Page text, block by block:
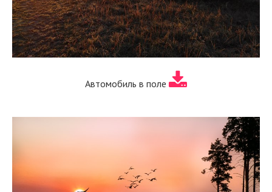
Автомобиль в поле